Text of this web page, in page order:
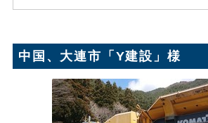
中国、大連市「Y建設」様